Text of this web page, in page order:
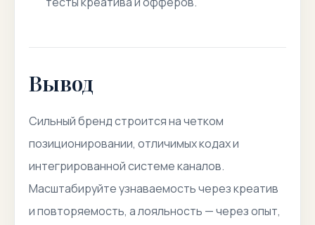
Вывод
Сильный бренд строится на четком
позиционировании, отличимых кодах и
интегрированной системе каналов.
Масштабируйте узнаваемость через креатив
и повторяемость, а лояльность — через опыт,